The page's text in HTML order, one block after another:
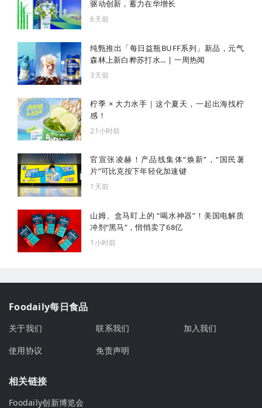
驱动创新，蓄力在华增长
6天前
纯甄推出「每日益瓶BUFF系列」新品，元气
森林上新白桦苏打水... | 一周热闻
3天前
柠季 × 大力水手｜这个夏天，一起出海找柠
感！
21小时前
官宣张凌赫！产品线集体“焕新”，“国民薯
片”可比克按下年轻化加速键
1天前
山姆、盒马盯上的 “喝水神器”！美国电解质
冲剂“黑马”，悄悄卖了68亿
1小时前
Foodaily每日食品
关于我们 联系我们
加入我们
使用协议
免责声明
相关链接
Foodaily创新博览会